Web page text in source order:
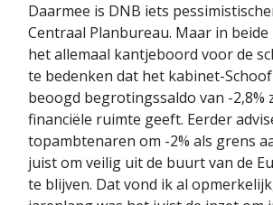
Daarmee is DNB iets
Centraal Planbureau. Maar in
het allemaal kantjeboord voor de
te bedenken dat het kabinet-
beoogd begrotingssaldo van -2,8%
financiële ruimte geeft. Eerder
topambtenaren om -2% als grens
juist om veilig uit de buurt van de
te blijven. Dat vond ik al